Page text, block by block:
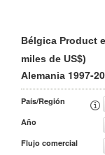
Bélgica Product
miles de US$)
Alemania 1997-
País/Región
Año
Flujo comercial